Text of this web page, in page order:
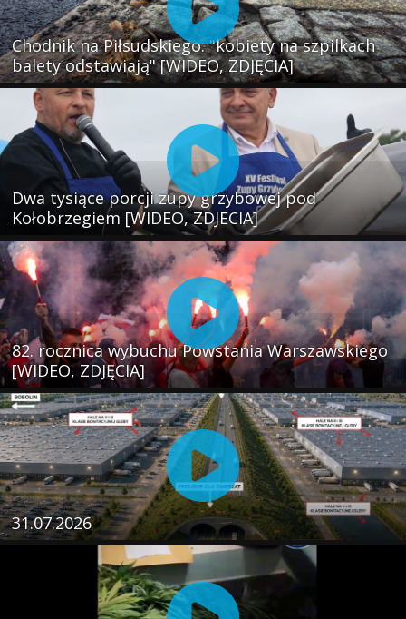
Chodnik na Piłsudskiego: "kobiety na szpilkach
balety odstawiają" [WIDEO, ZDJĘCIA]
Dwa tysiące porcji zupy grzybowej pod
Kołobrzegiem [WIDEO, ZDJECIA]
82. rocznica wybuchu Powstania Warszawskiego
[WIDEO, ZDJĘCIA]
31.07.2026